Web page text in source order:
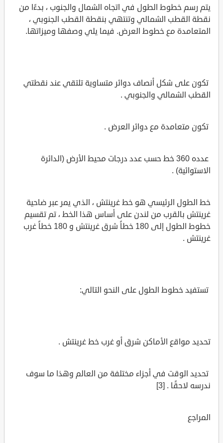
يتم رسم خطوط الطول في اتجاه الشمال والجنوب ، بدءًا من
نقطة القطب الشمالي وتنتهي بنقطة القطب الجنوبي ،
المتعامدة مع خطوط العرض. فيما يلي وصفها وميزاتها.
تكون على شكل أنصاف دوائر متساوية تلتقي عند نقطتي
القطب الشمالي والجنوبي .
تكون متعامدة مع دوائر العرض .
عدده 360 خط حسب عدد درجات محيط الأرض (الدائرة
الاستوائية) .
خط الطول الرئيسي هو خط غرينتش ، الذي يمر عبر ضاحية
غرينتش بالقرب من لندن على أساس هذا الخط ، تم تقسيم
خطوط الطول إلى 180 خطاً شرق غرينتش و 180 خطاً غرب
غرينتش .
تستفيد خطوط الطول على النحو التالي:
تحديد مواقع الأماكن شرق أو غرب خط غرينتش .
تحديد الوقت في أجزاء مختلفة من العالم وهذا ما سوف
ندرسه لاحقًا . [3]
المراجع